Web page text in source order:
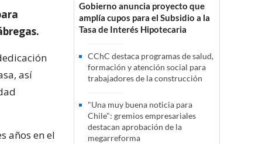
así
años en el
Gobierno anuncia proyecto que
amplía cupos para el Subsidio a la
Tasa de Interés Hipotecaria
CChC destaca programas de salud,
formación y atención social para
trabajadores de la construcción
"Una muy buena noticia para
Chile": gremios empresariales
destacan aprobación de la
megarreforma